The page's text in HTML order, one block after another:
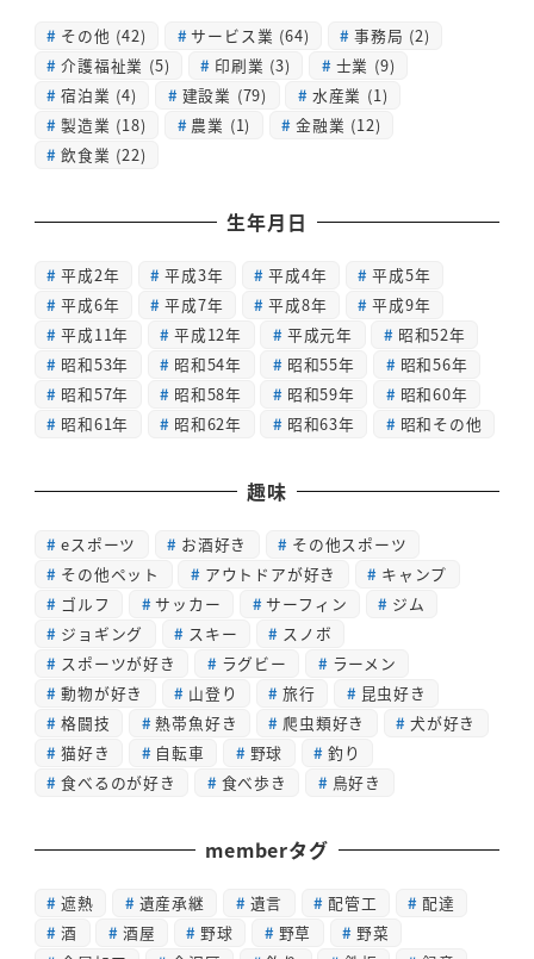
その他 (42) サービス業 (64) 事務局 (2)
介護福祉業 (5) 印刷業 (3) 士業 (9)
宿泊業 (4) 建設業 (79) 水産業 (1)
製造業 (18) 農業 (1) 金融業 (12)
飲食業 (22)
生年月日
平成2年 平成3年 平成4年
平成5年
平成6年
平成7年 平成8年
平成9年
平成11年
平成12年 平成元年
昭和52年
昭和53年
昭和54年 昭和55年
昭和56年
昭和57年
昭和58年 昭和59年
昭和60年
昭和61年
昭和62年 昭和63年 昭和その他
趣味
eスポーツ お酒好き
その他スポーツ
その他ペット
アウトドアが好き
キャンプ
ゴルフ
サッカー サーフィン
ジム
ジョギング
スキー
スノボ
スポーツが好き
ラグビー
ラーメン
動物が好き
山登り 旅行
昆虫好き
格闘技
熱帯魚好き 爬虫類好き
犬が好き
猫好き
自転車 野球
釣り
食べるのが好き
食べ歩き 鳥好き
memberタグ
遮熱 遺産承継 遺言 配管工
配達
酒
酒屋 野球 野草
野菜